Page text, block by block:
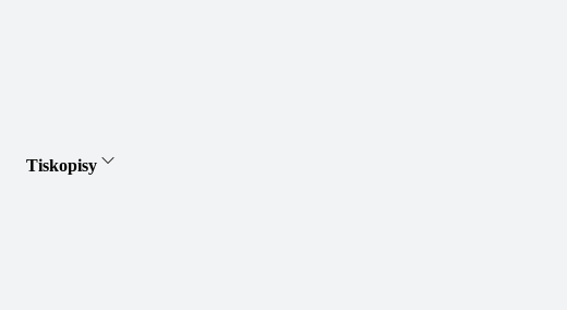
Tiskopisy